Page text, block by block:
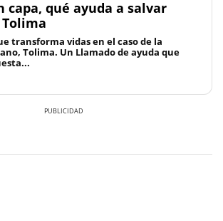
capa, qué ayuda a salvar
transforma vidas en el caso de la
Tolima. Un Llamado de ayuda que